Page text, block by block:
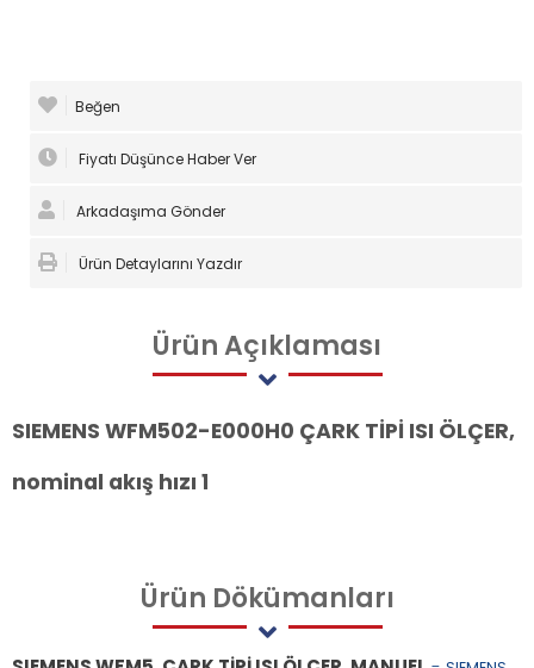
Beğen
Fiyatı Düşünce Haber Ver
Arkadaşıma Gönder
Ürün Detaylarını Yazdır
ÜrünAçıklaması
SIEMENS WFM502-E000H0 ÇARK TİPİ ISI ÖLÇER,
nominal akış hızı 1
Ürün Dökümanları